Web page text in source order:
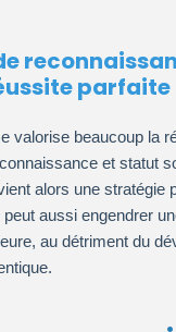
parfaite
valorise beaucoup la
et statut
alors une stratégie
aussi engendrer
au détriment du